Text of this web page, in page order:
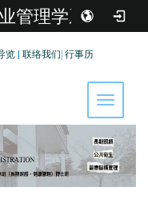
管理学系
览 联络我们 行事历
Toggle